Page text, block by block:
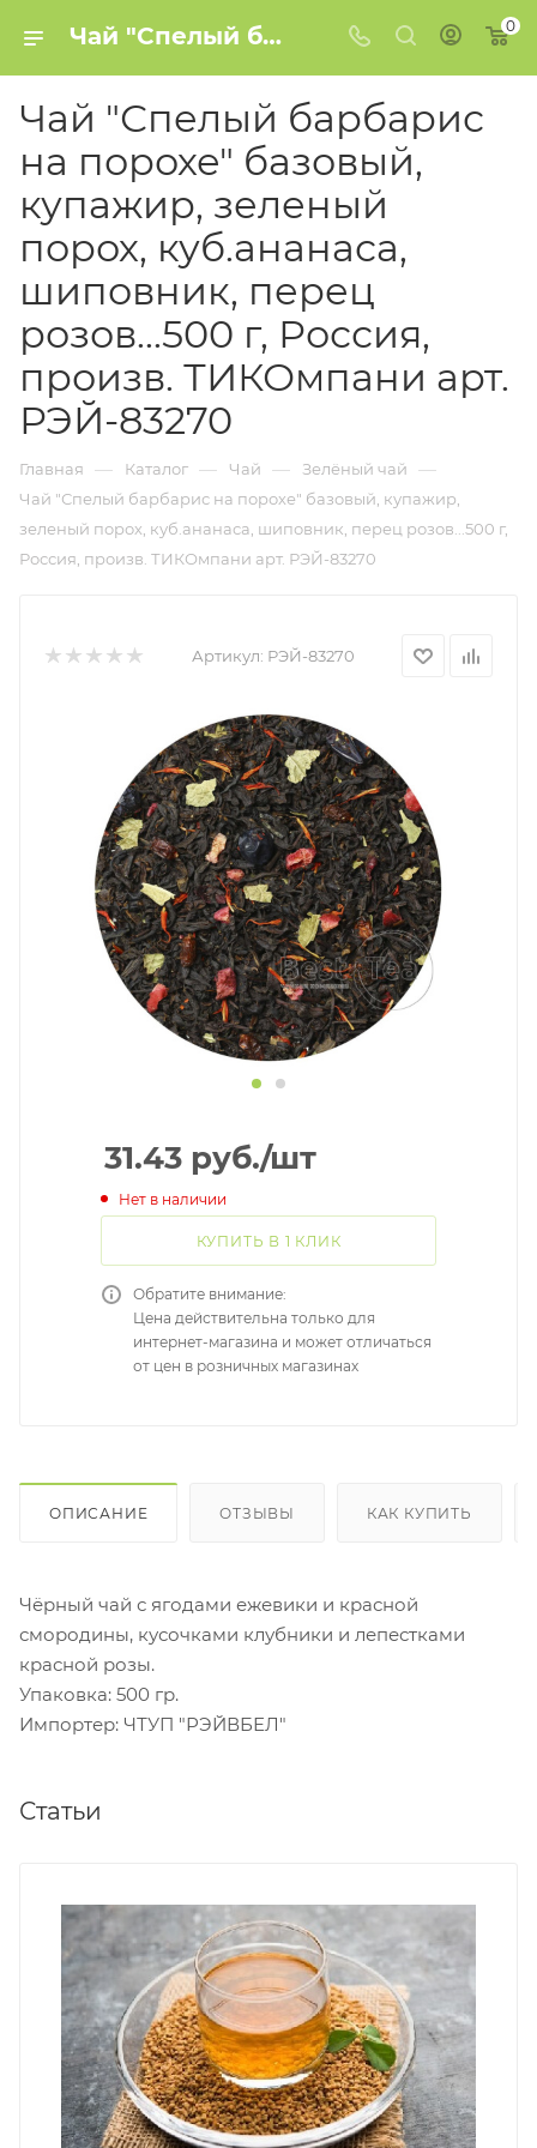
Чай "Спелый барбарис на порохе" базовый, купажир, зеленый порох, куб.ананаса, шиповник, перец розов...500 г, Россия, произв. ТИКОмпани арт. РЭЙ-83270 купить в Минске 0
Чай "Спелый барбарис
на порохе" базовый,
купажир, зеленый
порох, куб.ананаса,
шиповник, перец
розов...500 г, Россия,
произв. ТИКОмпани арт.
РЭЙ-83270
Главная — Каталог — Чай — Зелёный чай —
Чай "Спелый барбарис на порохе" базовый, купажир,
зеленый порох, куб.ананаса, шиповник, перец розов...500 г,
Россия, произв. ТИКОмпани арт. РЭЙ-83270
Артикул: РЭЙ-83270
31.43 руб./шт
Нет в наличии
КУПИТЬ В 1 КЛИК
Обратите внимание:
Цена действительна только для
интернет-магазина и может отличаться
от цен в розничных магазинах
ОПИСАНИЕ ОТЗЫВЫ КАК КУПИТЬ
Чёрный чай с ягодами ежевики и красной
смородины, кусочками клубники и лепестками
красной розы.
Упаковка: 500 гр.
Импортер: ЧТУП "РЭЙВБЕЛ"
Статьи